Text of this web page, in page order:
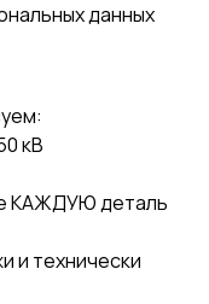
данных
кВ
КАЖДУЮ деталь
и технически